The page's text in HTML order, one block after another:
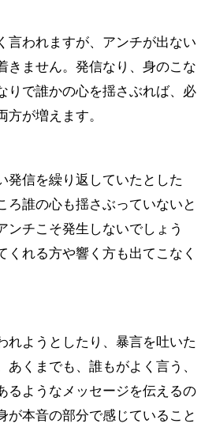
言われますが、アンチが出ない
きません。発信なり、身のこな
りで誰かの心を揺さぶれば、必
が増えます。
発信を繰り返していたとした
ろ誰の心も揺さぶっていないと
ンチこそ発生しないでしょう
くれる方や響く方も出てこなく
れようとしたり、暴言を吐いた
あくまでも、誰もがよく言う、
るようなメッセージを伝えるの
が本音の部分で感じていること